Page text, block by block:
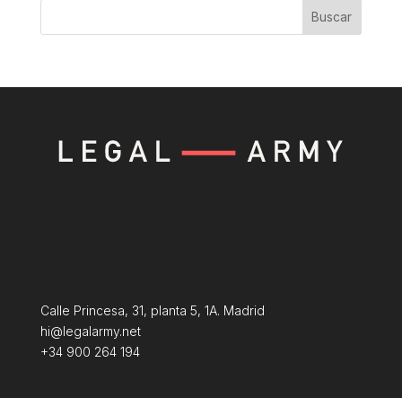
Buscar
Calle Princesa, 31, planta 5, 1A. Madrid
hi@legalarmy.net
+34 900 264 194